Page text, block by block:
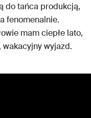
do tańca produkcją,
fenomenalnie.
mam ciepłe lato,
wyjazd.